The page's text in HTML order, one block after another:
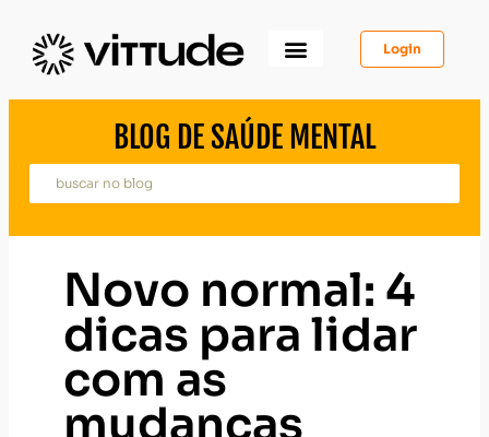
Login
BLOG DE SAÚDE MENTAL
Novo normal: 4
dicas para lidar
com as
mudanças